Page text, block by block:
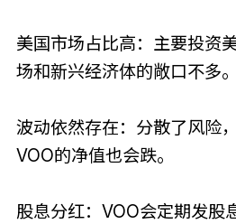
美国市场占比高：主要投资
场和新兴经济体的敞口不多。
波动依然存在：分散了风险
VOO的净值也会跌。
股息分红：VOO会定期发股